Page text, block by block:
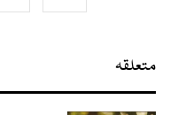
متعلقہ